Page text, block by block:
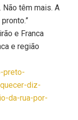
têm mais. A
e Franca
e região
preto-
diz-
da-rua-por-